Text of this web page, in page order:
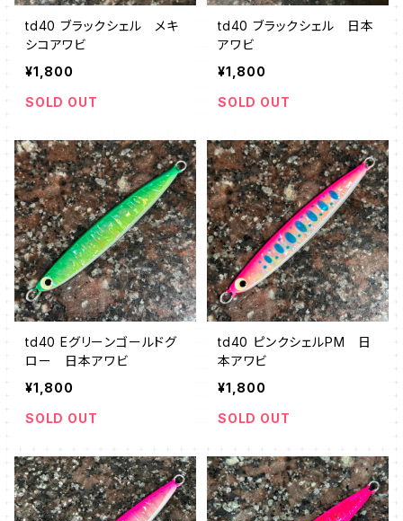
td40 ブラックシェル メキ
シコアワビ
¥1,800
SOLD OUT
td40 ブラックシェル 日本
アワビ
¥1,800
SOLD OUT
td40 Eグリーンゴールドグ
ロー 日本アワビ
¥1,800
SOLD OUT
td40 ピンクシェルPM 日
本アワビ
¥1,800
SOLD OUT